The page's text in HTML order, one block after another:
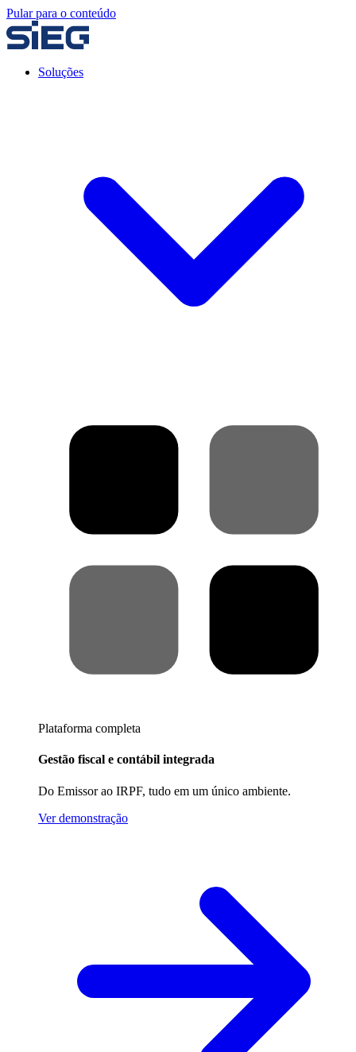
Pular para o conteúdo
Soluções
Plataforma completa
Gestão fiscal e contábil integrada
Do Emissor ao IRPF, tudo em um único ambiente.
Ver demonstração